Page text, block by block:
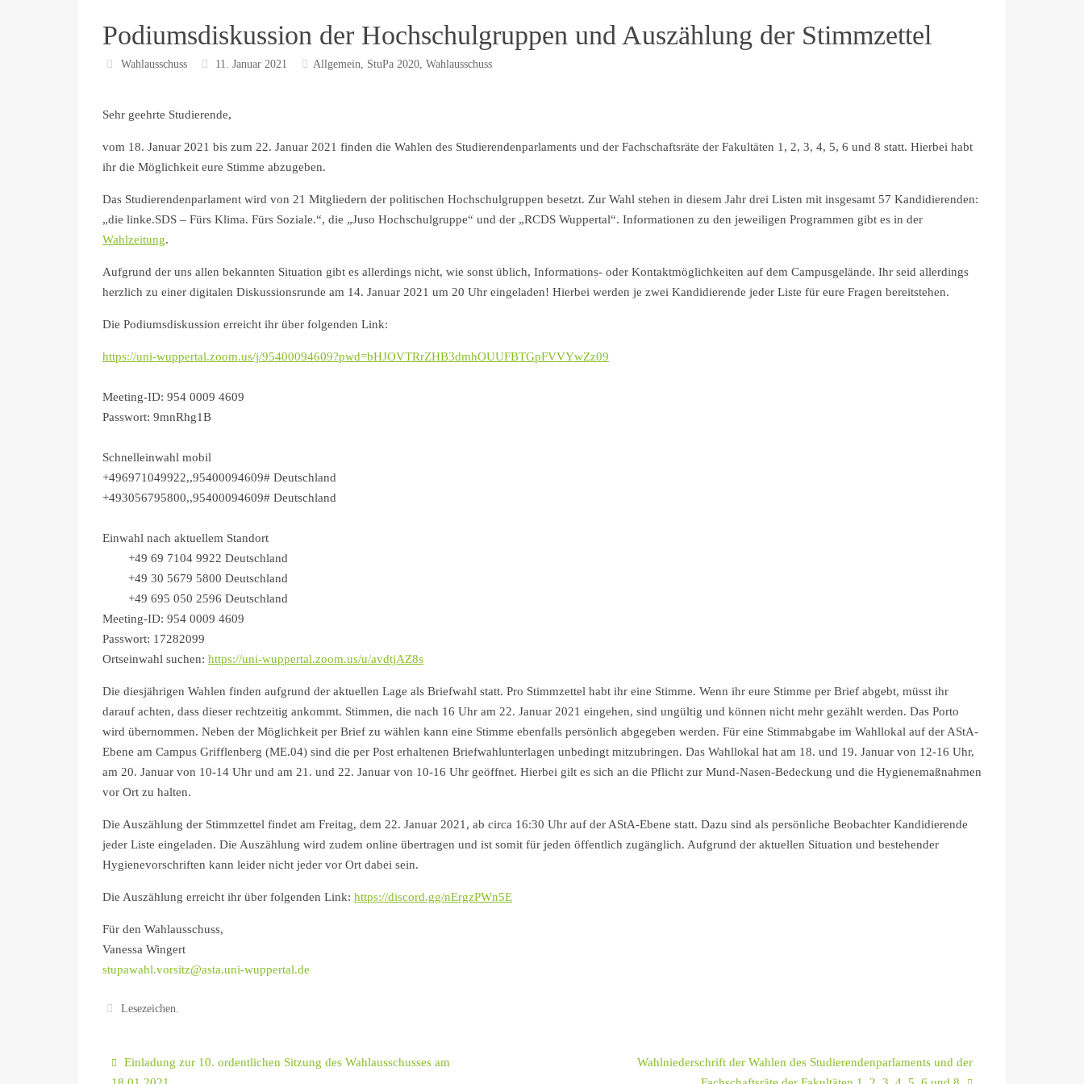
Podiumsdiskussion der Hochschulgruppen und Auszählung der Stimmzettel
Wahlausschuss 11. Januar 2021 Allgemein, StuPa 2020, Wahlausschuss
Sehr geehrte Studierende,
vom 18. Januar 2021 bis zum 22. Januar 2021 finden die Wahlen des Studierendenparlaments und der Fachschaftsräte der Fakultäten 1, 2, 3, 4, 5, 6 und 8 statt. Hierbei habt
ihr die Möglichkeit eure Stimme abzugeben.
Das Studierendenparlament wird von 21 Mitgliedern der politischen Hochschulgruppen besetzt. Zur Wahl stehen in diesem Jahr drei Listen mit insgesamt 57 Kandidierenden:
„die linke.SDS – Fürs Klima. Fürs Soziale.“, die „Juso Hochschulgruppe“ und der „RCDS Wuppertal“. Informationen zu den jeweiligen Programmen gibt es in der
Wahlzeitung.
Aufgrund der uns allen bekannten Situation gibt es allerdings nicht, wie sonst üblich, Informations- oder Kontaktmöglichkeiten auf dem Campusgelände. Ihr seid allerdings
herzlich zu einer digitalen Diskussionsrunde am 14. Januar 2021 um 20 Uhr eingeladen! Hierbei werden je zwei Kandidierende jeder Liste für eure Fragen bereitstehen.
Die Podiumsdiskussion erreicht ihr über folgenden Link:
https://uni-wuppertal.zoom.us/j/95400094609?pwd=bHJOVTRrZHB3dmhOUUFBTGpFVVYwZz09
Meeting-ID: 954 0009 4609
Passwort: 9mnRhg1B
Schnelleinwahl mobil
+496971049922,,95400094609# Deutschland
+493056795800,,95400094609# Deutschland
Einwahl nach aktuellem Standort
+49 69 7104 9922 Deutschland
+49 30 5679 5800 Deutschland
+49 695 050 2596 Deutschland
Meeting-ID: 954 0009 4609
Passwort: 17282099
Ortseinwahl suchen: https://uni-wuppertal.zoom.us/u/avdtjAZ8s
Die diesjährigen Wahlen finden aufgrund der aktuellen Lage als Briefwahl statt. Pro Stimmzettel habt ihr eine Stimme. Wenn ihr eure Stimme per Brief abgebt, müsst ihr
darauf achten, dass dieser rechtzeitig ankommt. Stimmen, die nach 16 Uhr am 22. Januar 2021 eingehen, sind ungültig und können nicht mehr gezählt werden. Das Porto
wird übernommen. Neben der Möglichkeit per Brief zu wählen kann eine Stimme ebenfalls persönlich abgegeben werden. Für eine Stimmabgabe im Wahllokal auf der AStA-
Ebene am Campus Grifflenberg (ME.04) sind die per Post erhaltenen Briefwahlunterlagen unbedingt mitzubringen. Das Wahllokal hat am 18. und 19. Januar von 12-16 Uhr,
am 20. Januar von 10-14 Uhr und am 21. und 22. Januar von 10-16 Uhr geöffnet. Hierbei gilt es sich an die Pflicht zur Mund-Nasen-Bedeckung und die Hygienemaßnahmen
vor Ort zu halten.
Die Auszählung der Stimmzettel findet am Freitag, dem 22. Januar 2021, ab circa 16:30 Uhr auf der AStA-Ebene statt. Dazu sind als persönliche Beobachter Kandidierende
jeder Liste eingeladen. Die Auszählung wird zudem online übertragen und ist somit für jeden öffentlich zugänglich. Aufgrund der aktuellen Situation und bestehender
Hygienevorschriften kann leider nicht jeder vor Ort dabei sein.
Die Auszählung erreicht ihr über folgenden Link: https://discord.gg/nErgzPWn5E
Für den Wahlausschuss,
Vanessa Wingert
stupawahl.vorsitz@asta.uni-wuppertal.de
Lesezeichen
Einladung zur 10. ordentlichen Sitzung des Wahlausschusses am
Wahlniederschrift der Wahlen des Studierendenparlaments und der